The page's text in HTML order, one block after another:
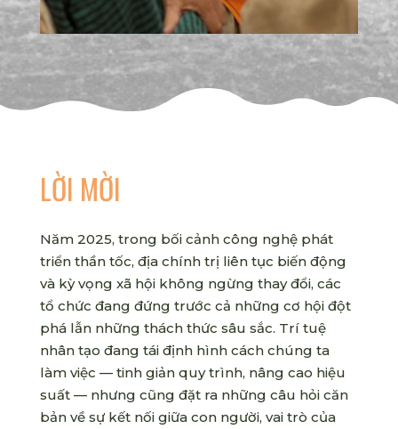
LỜI MỜI
Năm 2025, trong bối cảnh công nghệ phát
triển thần tốc, địa chính trị liên tục biến động
và kỳ vọng xã hội không ngừng thay đổi, các
tổ chức đang đứng trước cả những cơ hội đột
phá lẫn những thách thức sâu sắc. Trí tuệ
nhân tạo đang tái định hình cách chúng ta
làm việc — tinh giản quy trình, nâng cao hiệu
suất — nhưng cũng đặt ra những câu hỏi căn
bản về sự kết nối giữa con người, vai trò của